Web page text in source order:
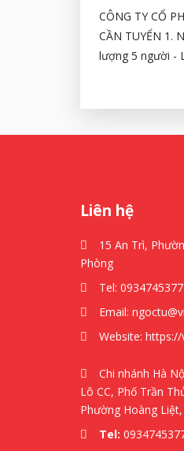
CÔNG TY CỔ
CẦN TUYỂN 1.
lượng 5 người -
Liên hệ
15 An Trì,
Phòng
Tel: 0934745377
Email:
Website: https://
Chi nhánh Hà
Lô CC, Phố Trần
Phường Hoàng
Tel: